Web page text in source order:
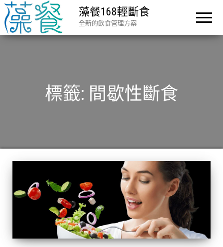
藻餐168輕斷食
全新的飲食管理方案
標籤: 間歇性斷食